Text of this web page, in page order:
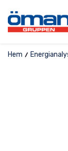
Hem